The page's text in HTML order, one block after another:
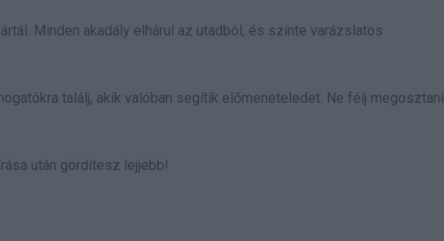
Minden akadály elhárul az utadból, és szinte varázslatos
találj, akik valóban segítik előmeneteledet. Ne félj megosztani
után gördítesz lejjebb!